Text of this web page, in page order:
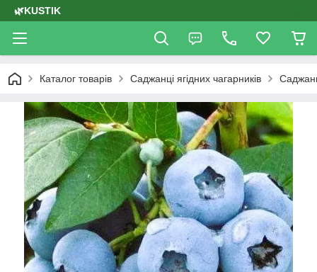
🌿KUSTIK
Каталог товарів Саджанці ягідних чагарників